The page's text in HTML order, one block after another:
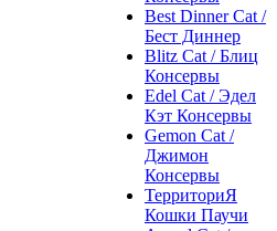
Best Dinner Cat /
Бест Диннер
Blitz Cat / Блиц
Консервы
Edel Cat / Эдел
Кэт Консервы
Gemon Cat /
Джимон
Консервы
ТерриториЯ
Кошки Паучи